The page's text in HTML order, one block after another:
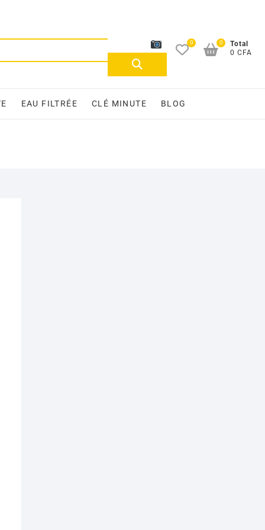
Recherche
0
Total
0 CFA
0
EAU FILTRÉE CLÉ MINUTE BLOG